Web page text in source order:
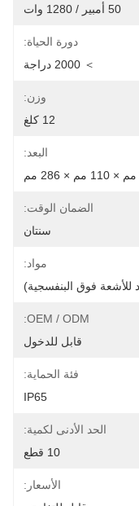
50 أمبير / 1280 وات
دورة الحياة:
＞ 2000 دراجة
وزن:
12 كلغ
البعد:
الضمان الوقت:
سنتان
مواد:
OEM / ODM:
قابل للدخول
فئة الحماية:
IP65
الحد الأدنى لكمية:
10 قطع
الأسعار: